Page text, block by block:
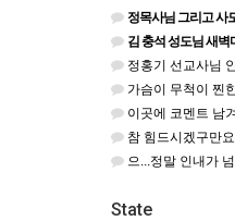
정목사님 그리고 사모님 뵌지가 벌써 2년정도 되는것 같습니다. 그동안도 주님 크신 사랑안에서
김 충석 성도님 새벽마다 기도하신 다는 소식에 큰 위로를 받습니다. 주님
정홍기 선교사님 안녕하세요? 저는 수영로교회를 섬기는 김충석성도입니다. 국
가슴이 무척이 찐한 감동의 편지를 읽었습니다. 너무나 서로의 변함 없는
이곳에 코멘트 남겨주신 두분이 보고 싶군요. 일일히 소식 전하
참 힘드시겠구만요.봉사하는 맴버가 욕심을 부린다는거....언제나 그 마음
으...정말 인내가 넘 많이 필요하시겠어요... 들어와 보니 넘 좋은데...선
State